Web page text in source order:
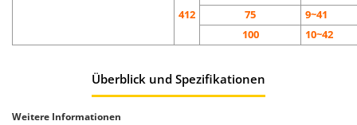
412
75
9~41
100
10~42
Überblick und Spezifikationen
Weitere Informationen